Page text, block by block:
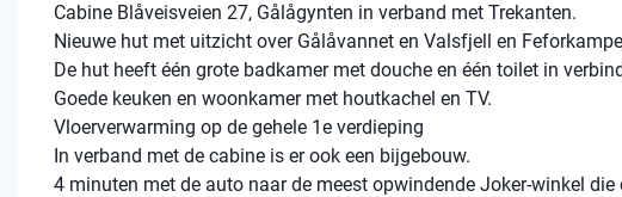
Cabine Blåveisveien 27, Gålågynten in verband met Trekanten.
Nieuwe hut met uitzicht over Gålåvannet en Valsfjell en
De hut heeft één grote badkamer met douche en één toilet in
Goede keuken en woonkamer met houtkachel en TV.
Vloerverwarming op de gehele 1e verdieping
In verband met de cabine is er ook een bijgebouw.
4 minuten met de auto naar de meest opwindende Joker-winkel die